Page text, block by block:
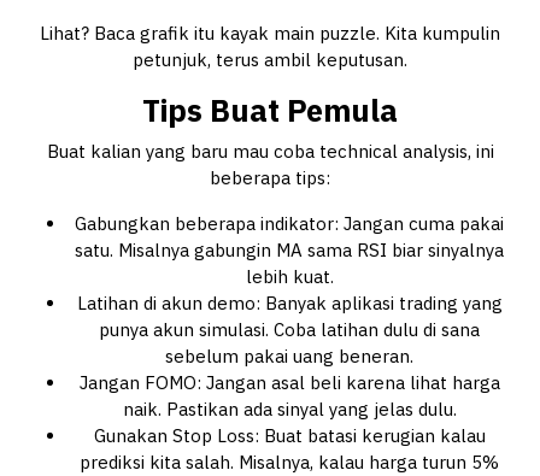
Lihat? Baca grafik itu kayak main puzzle. Kita kumpulin
petunjuk, terus ambil keputusan.
Tips Buat Pemula
Buat kalian yang baru mau coba technical analysis, ini
beberapa tips:
Gabungkan beberapa indikator: Jangan cuma pakai
satu. Misalnya gabungin MA sama RSI biar sinyalnya
lebih kuat.
Latihan di akun demo: Banyak aplikasi trading yang
punya akun simulasi. Coba latihan dulu di sana
sebelum pakai uang beneran.
Jangan FOMO: Jangan asal beli karena lihat harga
naik. Pastikan ada sinyal yang jelas dulu.
Gunakan Stop Loss: Buat batasi kerugian kalau
prediksi kita salah. Misalnya, kalau harga turun 5%